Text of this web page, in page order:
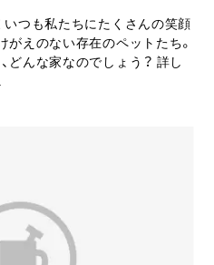
つも私たちにたくさんの笑顔
がえのない存在のペットたち。
どんな家なのでしょう？ 詳し